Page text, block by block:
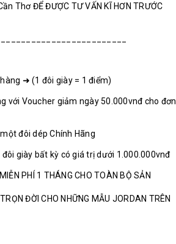
Thơ ĐỂ ĐƯỢC TƯ VẤN KĨ HƠN TRƯỚC
➜ (1 đôi giày = 1 điểm)
với Voucher giảm ngày 50.000vnđ cho đơn
đôi dép Chính Hãng
giày bất kỳ có giá trị dưới 1.000.000vnđ
PHÍ 1 THÁNG CHO TOÀN BỘ SẢN
ĐỜI CHO NHỮNG MẪU JORDAN TRÊN